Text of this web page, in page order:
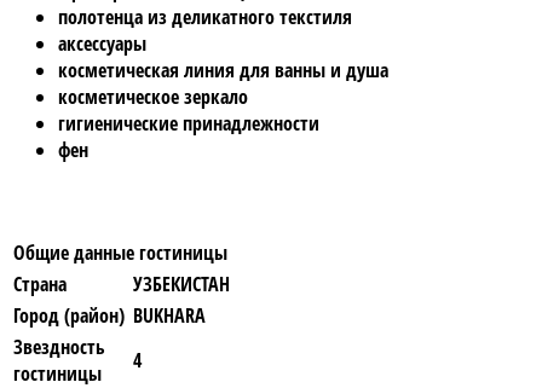
полотенца из деликатного текстиля
аксессуары
косметическая линия для ванны и душа
косметическое зеркало
гигиенические принадлежности
фен
Общие данные гостиницы
Страна
УЗБЕКИСТАН
Город (район) BUKHARA
Звездность
гостиницы
4